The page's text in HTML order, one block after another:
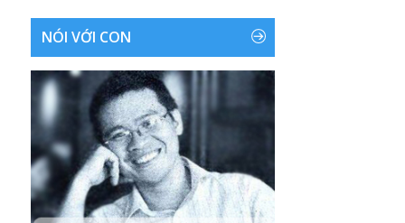
NÓI VỚI CON